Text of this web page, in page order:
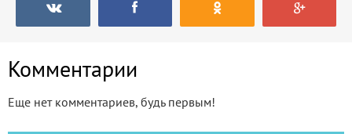
Комментарии
Еще нет комментариев, будь первым!